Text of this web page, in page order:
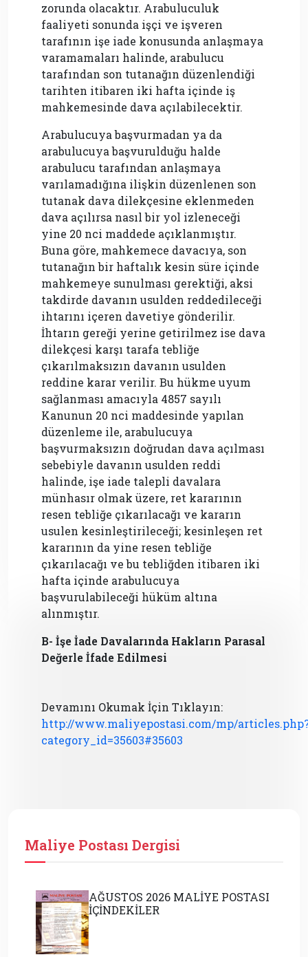
zorunda olacaktır. Arabuluculuk
faaliyeti sonunda işçi ve işveren
tarafının işe iade konusunda anlaşmaya
varamamaları halinde, arabulucu
tarafından son tutanağın düzenlendiği
tarihten itibaren iki hafta içinde iş
mahkemesinde dava açılabilecektir.
Arabulucuya başvurmadan ya da
arabulucuya başvurulduğu halde
arabulucu tarafından anlaşmaya
varılamadığına ilişkin düzenlenen son
tutanak dava dilekçesine eklenmeden
dava açılırsa nasıl bir yol izleneceği
yine 20 nci maddede açıklanmıştır.
Buna göre, mahkemece davacıya, son
tutanağın bir haftalık kesin süre içinde
mahkemeye sunulması gerektiği, aksi
takdirde davanın usulden reddedileceği
ihtarını içeren davetiye gönderilir.
İhtarın gereği yerine getirilmez ise dava
dilekçesi karşı tarafa tebliğe
çıkarılmaksızın davanın usulden
reddine karar verilir. Bu hükme uyum
sağlanması amacıyla 4857 sayılı
Kanunun 20 nci maddesinde yapılan
düzenleme ile, arabulucuya
başvurmaksızın doğrudan dava açılması
sebebiyle davanın usulden reddi
halinde, işe iade talepli davalara
münhasır olmak üzere, ret kararının
resen tebliğe çıkarılacağı ve kararın
usulen kesinleştirileceği; kesinleşen ret
kararının da yine resen tebliğe
çıkarılacağı ve bu tebliğden itibaren iki
hafta içinde arabulucuya
başvurulabileceği hüküm altına
alınmıştır.
B- İşe İade Davalarında Hakların Parasal
Değerle İfade Edilmesi
Devamını Okumak İçin Tıklayın:
http://www.maliyepostasi.com/mp/
category_id=35603#35603
Maliye Postası Dergisi
AĞUSTOS 2026 MALİYE POSTASI
İÇİNDEKİLER